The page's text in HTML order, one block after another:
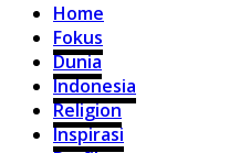
Home
Fokus
Dunia
Indonesia
Religion
Inspirasi